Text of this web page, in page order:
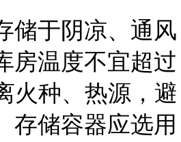
储于阴凉、通风
房温度不宜超过
火种、热源，避
存储容器应选用